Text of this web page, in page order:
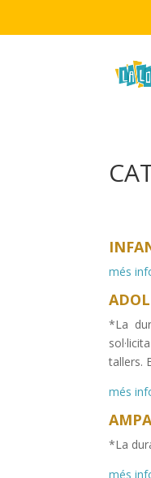
més
*La
tallers.
més
*La
més